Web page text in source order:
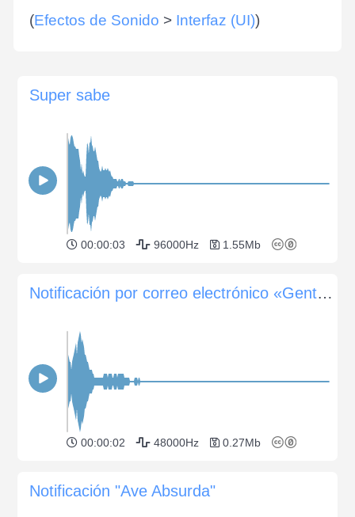
(Efectos de Sonido > Interfaz (UI))
Super sabe
00:00:03 96000Hz 1.55Mb
Notificación por correo electrónico «Gentle Ping»
00:00:02 48000Hz 0.27Mb
Notificación "Ave Absurda"